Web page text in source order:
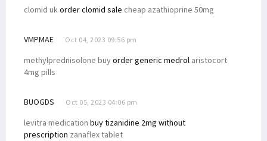
clomid ukorder clomid sale cheap azathioprine 50mg
VMPMAE Oct 04, 2023 09:56 pm
methylprednisolone buyorder generic medrol aristocort
4mg pills
BUOGDS Oct 05, 2023 04:06 pm
levitra medication buy tizanidine 2mg without
prescription zanaflex tablet